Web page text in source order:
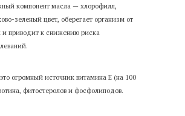
компонент масла — хлорофилл,
зеленый цвет, оберегает организм от
и приводит к снижению риска
огромный источник витамина Е (на 100
фитостеролов и фосфолиподов.